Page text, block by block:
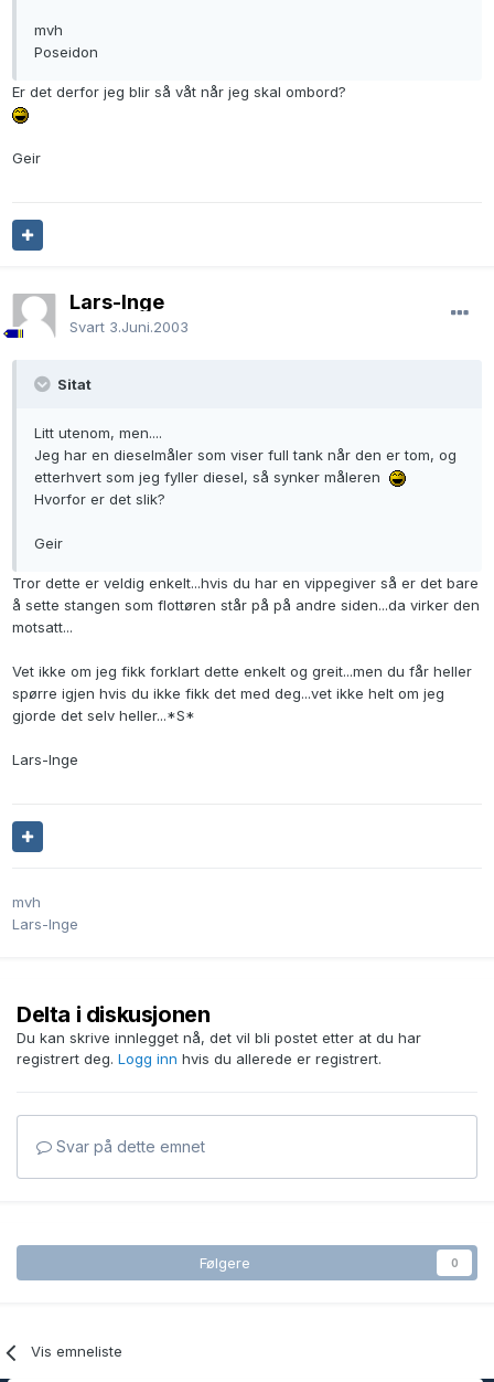
mvh
Poseidon
Er det derfor jeg blir så våt når jeg skal ombord?
Geir
Lars-Inge
Svart 3.Juni.2003
Sitat
Litt utenom, men....
Jeg har en dieselmåler som viser full tank når den er tom, og
etterhvert som jeg fyller diesel, så synker måleren
Hvorfor er det slik?
Geir
Tror dette er veldig enkelt...hvis du har en vippegiver så er det bare
å sette stangen som flottøren står på på andre siden...da virker den
motsatt...
Vet ikke om jeg fikk forklart dette enkelt og greit...men du får heller
spørre igjen hvis du ikke fikk det med deg...vet ikke helt om jeg
gjorde det selv heller...*S*
Lars-Inge
mvh
Lars-Inge
Delta i diskusjonen
Du kan skrive innlegget nå, det vil bli postet etter at du har
registrert deg. Logg inn hvis du allerede er registrert.
Svar på dette emnet
Følgere 0
Vis emneliste